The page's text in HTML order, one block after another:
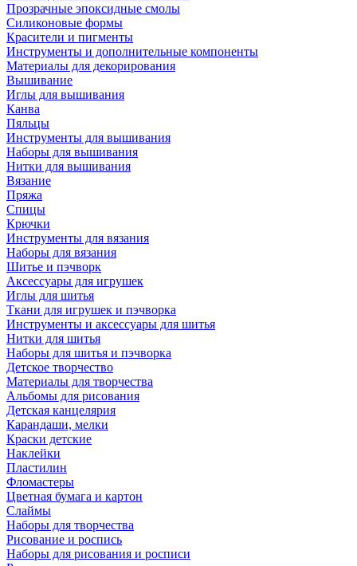
Прозрачные эпоксидные смолы
Силиконовые формы
Красители и пигменты
Инструменты и дополнительные компоненты
Материалы для декорирования
Вышивание
Иглы для вышивания
Канва
Пяльцы
Инструменты для вышивания
Наборы для вышивания
Нитки для вышивания
Вязание
Пряжа
Спицы
Крючки
Инструменты для вязания
Наборы для вязания
Шитье и пэчворк
Аксессуары для игрушек
Иглы для шитья
Ткани для игрушек и пэчворка
Инструменты и аксессуары для шитья
Нитки для шитья
Наборы для шитья и пэчворка
Детское творчество
Материалы для творчества
Альбомы для рисования
Детская канцелярия
Карандаши, мелки
Краски детские
Наклейки
Пластилин
Фломастеры
Цветная бумага и картон
Слаймы
Наборы для творчества
Рисование и роспись
Наборы для рисования и росписи